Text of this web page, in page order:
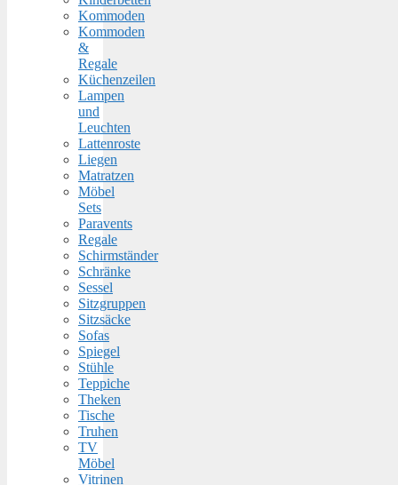
Kommoden
Kommoden
&
Regale
Küchenzeilen
Lampen
und
Leuchten
Lattenroste
Liegen
Matratzen
Möbel
Sets
Paravents
Regale
Schirmständer
Schränke
Sessel
Sitzgruppen
Sitzsäcke
Sofas
Spiegel
Stühle
Teppiche
Theken
Tische
Truhen
TV
Möbel
Vitrinen